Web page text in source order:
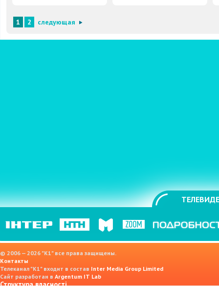
1 2 следующая
© 2006 — 2026 "K1" все права защищены.
Контакты
Телеканал "К1" входит в состав Inter Media Group Limited
Сайт разработан в Argentum IT Lab